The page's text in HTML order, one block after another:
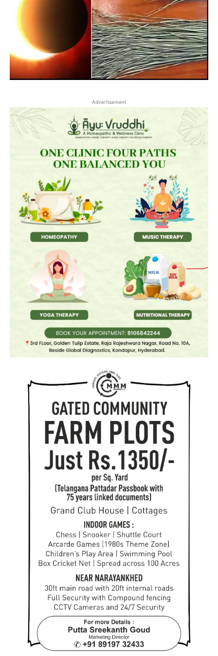
Advertisement